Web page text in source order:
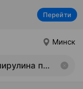
Перейти
Минск